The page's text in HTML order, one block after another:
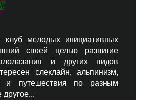
клуб молодых инициативных
своей целью развитие
и других видов
слеклайн, альпинизм,
и путешествия по разным